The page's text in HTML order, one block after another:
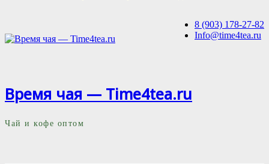
8 (903) 178-27-82
Info@time4tea.ru
Время чая — Time4tea.ru
Чай и кофе оптом